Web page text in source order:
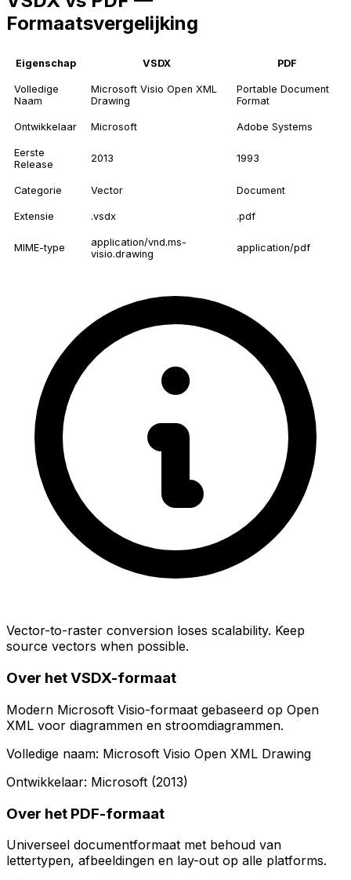
Formaatsvergelijking
Eigenschap VSDX PDF
Volledige
Naam
Microsoft Visio Open XML
Drawing
Portable Document
Format
Ontwikkelaar Microsoft Adobe Systems
Eerste
Release
2013 1993
Categorie Vector Document
Extensie .vsdx .pdf
MIME-type
application/vnd.ms-
visio.drawing
application/pdf
Vector-to-raster conversion loses scalability. Keep
source vectors when possible.
Over het VSDX-formaat
Modern Microsoft Visio-formaat gebaseerd op Open
XML voor diagrammen en stroomdiagrammen.
Volledige naam: Microsoft Visio Open XML Drawing
Ontwikkelaar: Microsoft (2013)
Over het PDF-formaat
Universeel documentformaat met behoud van
lettertypen, afbeeldingen en lay-out op alle platforms.